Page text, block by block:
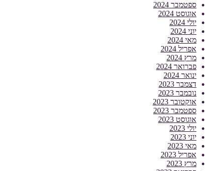
ספטמבר 2024
אוגוסט 2024
יולי 2024
יוני 2024
מאי 2024
אפריל 2024
מרץ 2024
פברואר 2024
ינואר 2024
דצמבר 2023
נובמבר 2023
אוקטובר 2023
ספטמבר 2023
אוגוסט 2023
יולי 2023
יוני 2023
מאי 2023
אפריל 2023
מרץ 2023